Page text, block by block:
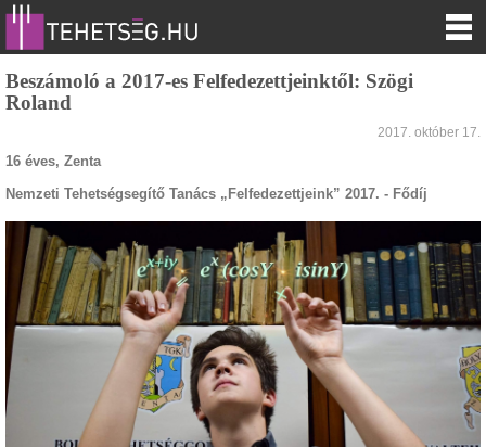
Beszámoló a 2017-es Felfedezettjeinktől: Szögi
Roland
2017. október 17.
16 éves, Zenta
Nemzeti Tehetségsegítő Tanács „Felfedezettjeink” 2017. - Fődíj